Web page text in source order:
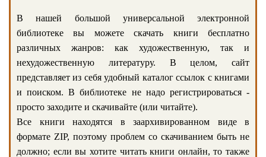
В нашей большой универсальной электронной
библиотеке вы можете скачать книги бесплатно
различных жанров: как художественную, так и
нехудожественную литературу. В целом, сайт
представляет из себя удобный каталог ссылок с книгами
и поиском. В библиотеке не надо регистрироваться -
просто заходите и скачивайте (или читайте).
Все книги находятся в заархивированном виде в
формате ZIP, поэтому проблем со скачиванием быть не
должно; если вы хотите читать книги онлайн, то также